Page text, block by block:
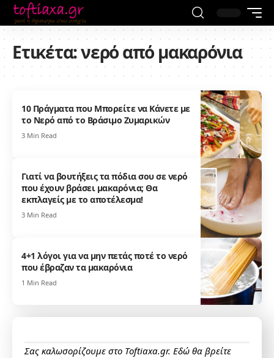
Ετικέτα:νερό από μακαρόνια
10 Πράγματα που Μπορείτε να Κάνετε με
το Νερό από το Βράσιμο Ζυμαρικών
3 Min Read
Γιατί να βουτήξεις τα πόδια σου σε νερό
που έχουν βράσει μακαρόνια; Θα
εκπλαγείς με το αποτέλεσμα!
3 Min Read
4+1 λόγοι για να μην πετάς ποτέ το νερό
που έβραζαν τα μακαρόνια
1 Min Read
Σας καλωσορίζουμε στο Toftiaxa.gr. Εδώ θα βρείτε